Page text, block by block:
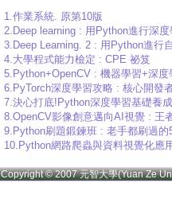
1.作業系統. 原第10版
2.Deep learning : 用Python進行深
3.Deep Learning. 2 : 用Python進行
4.大學程式能力檢定 : CPE 祕笈
5.Python+OpenCV : 機器學習+深
6.PyTorch深度學習攻略 : 核心開發
7.決心打底!Python深度學習基礎養成
8.OpenCV影像創意邁向AI視覺 : 王
9.Python刷題鍛鍊班 : 老手都刷過
10.Python網路爬蟲與資料視覺化應
Copyright © 2007 元智大學(Yuan Ze